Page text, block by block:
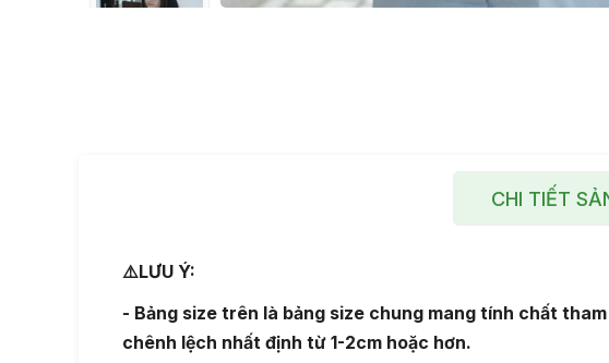
CHI TIẾT
⚠LƯU Ý:
- Bảng size trên là bảng size chung mang tính chất
chênh lệch nhất định từ 1-2cm hoặc hơn.